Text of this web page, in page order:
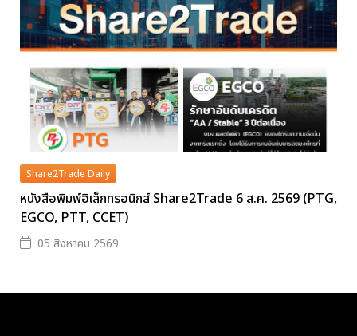
Share2Trade Daily
หนังสือพิมพ์อิเล็กทรอนิกส์ Share2Trade 6 ส.ค. 2569 (PTG,
EGCO, PTT, CCET)
05 สิงหาคม 2569